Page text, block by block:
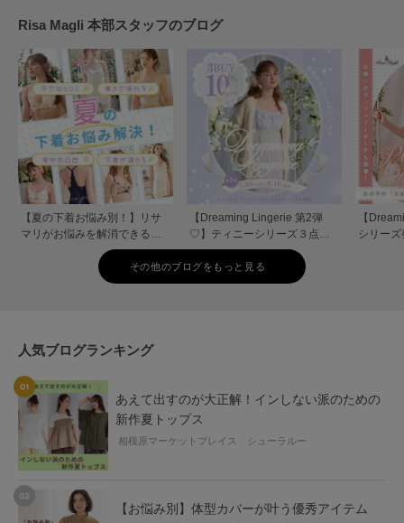
Risa Magli 本部スタッフのブログ
【夏の下着お悩み別！】リサ
マリがお悩みを解消できるア
イテムをご提案♡
【Dreaming Lingerie 第2弾
♡】ティニーシリーズ３点以
上ご購入で10％OFF！
【
シリー
その他のブログをもっと見る
人気ブログランキング
あえて出すのが大正解！インしない派のための
新作夏トップス
相模原マーケットプレイス シューラルー
【お悩み別】体型カバーが叶う優秀アイテム